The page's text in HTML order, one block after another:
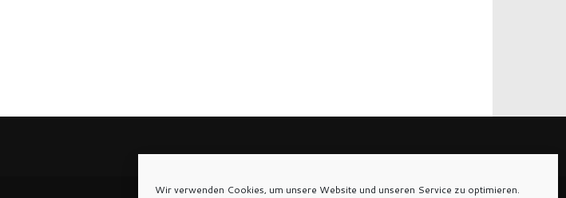
Wir verwenden Cookies, um unsere Website und unseren Service zu optimieren.